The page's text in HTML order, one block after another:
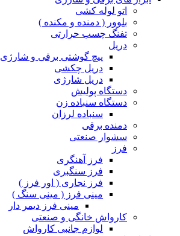
اتو لوله کشی
بلوور ( دمنده و مکنده )
تفنگ چسب حرارتی
دریل
پیچ گوشتی برقی و شارژی
دریل چکشی
دریل شارژی
دستگاه پولیش
دستگاه سنباده زن
سنباده لرزان
دمنده برقی
سشوار صنعتی
فرز
فرز آهنگری
فرز سنگبری
فرز نجاری ( اور فرز )
مینی فرز ( مینی سنگ )
مینی فرز دیمر دار
کارواش خانگی و صنعتی
لوازم جانبی کارواش